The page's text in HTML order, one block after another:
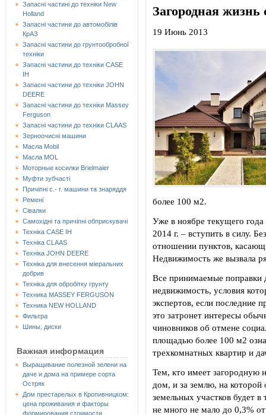
Запасні частині до техніки New
Holland
Запасні частини до автомобілів
КрАЗ
Запасні частини до грунтообробної
техніки
Запасні частини до техніки CASE
IH
Запасні частини до техніки JOHN
DEERE
Запасні частини до техніки Massey
Ferguson
Запасні частини до техніки СLAAS
Зерноочисні машини
Масла Mobil
Масла MOL
Моторные косилки Brielmaier
Муфти зубчасті
Причіпні с.- г. машини та знаряддя
Ремені
Сівалки
Самохідні та причіпні обприскувачі
Техніка CASE IH
Техніка CLAAS
Техніка JOHN DEERE
Техніка для внесення міеральних
добрив
Техніка для обробітку грунту
Техника MASSEY FERGUSON
Техника NEW HOLLAND
Фильтра
Шины, диски
Важная информация
Выращивание полезной зелени на
даче и дома на примере сорта
Остряк
Дом престарелых в Кропивницком:
цена проживания и факторы
формирования стоимости
Загородная
19 Июнь 2013
более 100 м2.
Уже в ноябре текущего
2014 г. – вступить в силу.
отношении пунктов,
Недвижимость же вызвала
Все принимаемые поправки
недвижимость, условия
экспертов, если последние
это затронет интересы
чиновников об отмене
площадью более 100 м2
трехкомнатных квартир и
Тем, кто имеет загородную
дом, и за землю, на которой
земельных участков будет
не много не мало до 0,3%